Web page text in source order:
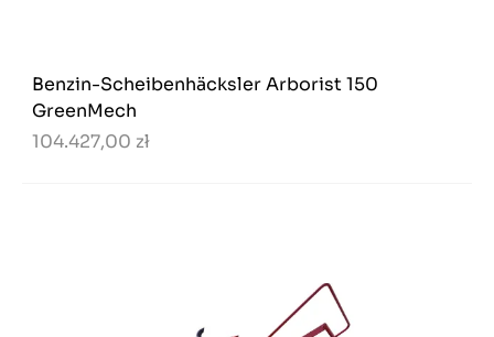
Benzin-Scheibenhäcksler Arborist 150
GreenMech
104.427,00 zł